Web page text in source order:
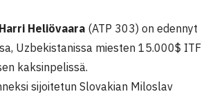
Harri Heliövaara (ATP 303) on edennyt
Uzbekistanissa miesten 15.000$ ITF
kaksinpelissä.
sijoitetun Slovakian Miloslav